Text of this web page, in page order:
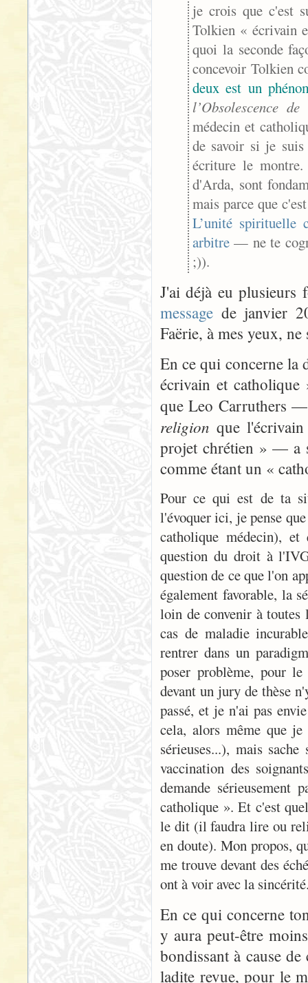
je crois que c'est
Tolkien « écrivain
quoi la seconde
concevoir Tolkien
deux est un
l’Obsolescence de
médecin et
de savoir si je
écriture le
d'Arda, sont
mais parce que
L’unité spirituelle
arbitre — ne te
;)).
J'ai déjà eu plusieurs
message de janvier
Faërie, à mes yeux,
En ce qui concerne
écrivain et
que Leo Carruthers
religion que
projet chrétien » — a
comme étant un «
Pour ce qui est de ta
l'évoquer ici, je pense
catholique médecin),
question du droit à
question de ce que l'on
également favorable, la
loin de convenir à toutes
cas de maladie
rentrer dans un
poser problème, pour le
devant un jury de thèse
passé, et je n'ai pas
cela, alors même que
sérieuses...), mais
vaccination des
demande
catholique ». Et c'est
le dit (il faudra lire ou
en doute). Mon propos,
me trouve devant des
ont à voir avec la
En ce qui concerne
y aura peut-être
bondissant à cause
ladite revue, pour le